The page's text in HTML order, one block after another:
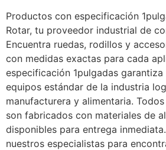
Productos con especificación
Rotar, tu proveedor industrial de
Encuentra ruedas, rodillos y
con medidas exactas para cada
especificación 1pulgadas
equipos estándar de la industria
manufacturera y alimentaria.
son fabricados con materiales de
disponibles para entrega
nuestros especialistas para